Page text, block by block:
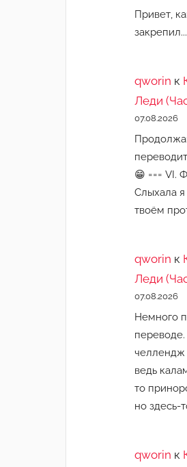
Привет,
qworin к
Леди
07.08.2026
😁 === VI.
Слыхала
твоём
qworin к
Леди
07.08.2026
Немного
переводе.
челлендж
ведь
то
но здесь-
qworin к